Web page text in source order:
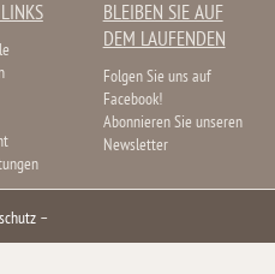
BLEIBEN SIE AUF
DEM LAUFENDEN
Folgen Sie uns auf
Facebook!
Abonnieren Sie unseren
Newsletter
–